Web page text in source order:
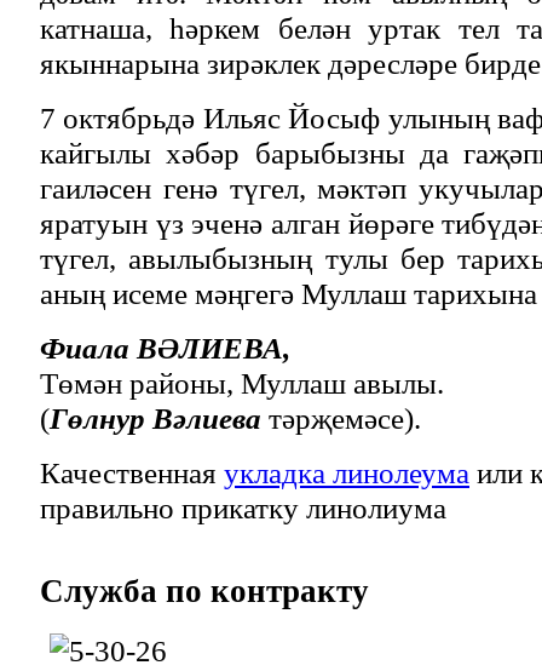
катнаша, һәркем белән уртак тел
якыннарына зирәклек дәресләре
7 октябрьдә Ильяс Йосыф улының
кайгылы хәбәр барыбызны да
гаиләсен генә түгел, мәктәп
яратуын үз эченә алган йөрәге
түгел, авылыбызның тулы бер
аның исеме мәңгегә Муллаш тарихына
Фиала ВӘЛИЕВА,
Төмән районы, Муллаш авылы.
(Гөлнур Вәлиева тәрҗемәсе).
Качественная укладка линолеума или
правильно прикатку линолиума
Служба по контракту